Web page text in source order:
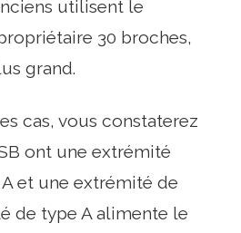
utilisent le
30 broches,
grand.
cas, vous constaterez
ont une extrémité
et une extrémité de
de type A alimente le